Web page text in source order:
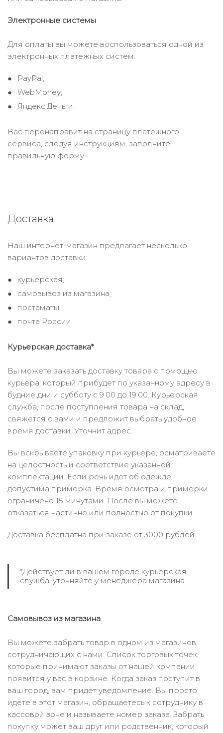
Электронные системы
Для оплаты вы можете воспользоваться одной из
электронных платёжных систем:
PayPal;
WebMoney;
Яндекс.Деньги.
Вас перенаправит на страницу платежного
сервиса, следуя инструкциям, заполните
правильную форму.
Доставка
Наш интернет-магазин предлагает несколько
вариантов доставки:
курьерская;
самовывоз из магазина;
постаматы;
почта России.
Курьерская доставка*
Вы можете заказать доставку товара с помощью
курьера, который прибудет по указанному адресу в
будние дни и субботу с 9.00 до 19.00. Курьерская
служба, после поступления товара на склад,
свяжется с вами и предложит выбрать удобное
время доставки. Уточнит адрес.
Вы вскрываете упаковку при курьере, осматриваете
на целостность и соответствие указанной
комплектации. Если речь идёт об одежде,
допустима примерка. Время осмотра и примерки
ограничено 15 минутами. После вы можете
отказаться частично или полностью от покупки.
Доставка бесплатна при заказе от 3000 рублей.
*Действует ли в вашем городе курьерская
служба, уточняйте у менеджера магазина.
Самовывоз из магазина
Вы можете забрать товар в одном из магазинов,
сотрудничающих с нами. Список торговых точек,
которые принимают заказы от нашей компании
появится у вас в корзине. Когда заказ поступит в
ваш город, вам придёт уведомление. Вы просто
идёте в этот магазин, обращаетесь к сотруднику в
кассовой зоне и называете номер заказа. Забрать
покупку может ваш друг или родственник, который